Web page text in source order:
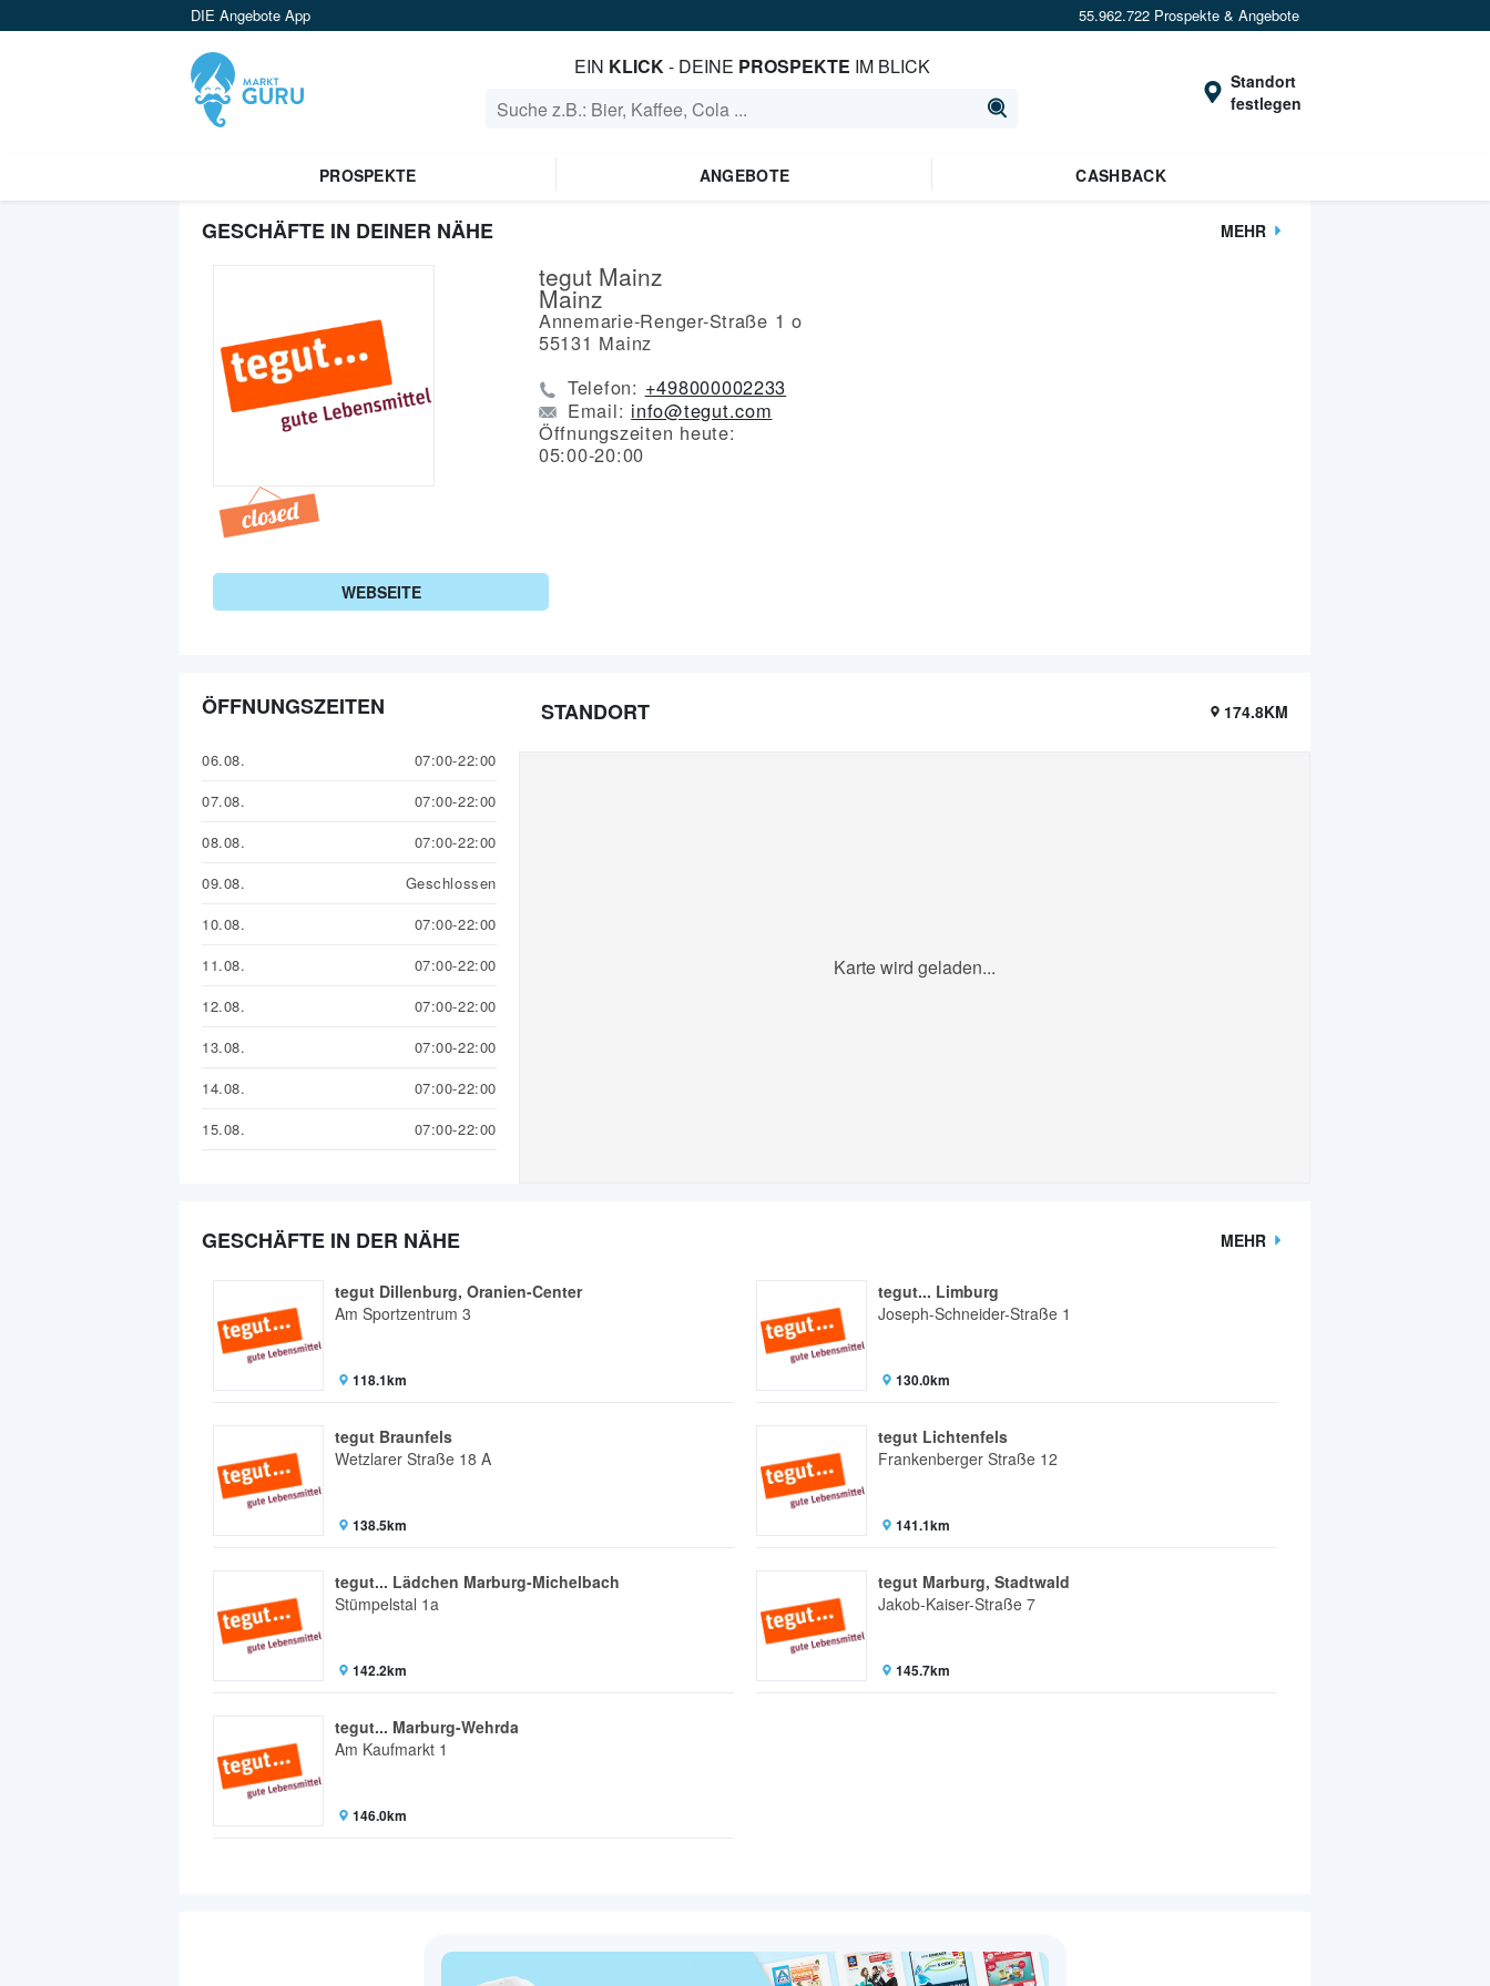
DIE Angebote App 55.962.722 Prospekte & Angebote
EIN KLICK- DEINE PROSPEKTE IM BLICK
Standort
festlegen
PROSPEKTE ANGEBOTE CASHBACK
GESCHÄFTE IN DEINER NÄHE MEHR
tegut Mainz
Mainz
Annemarie-Renger-Straße 1 o
55131 Mainz
Telefon: +498000002233
Email: info@tegut.com
Öffnungszeiten heute:
05:00-20:00
WEBSEITE
ÖFFNUNGSZEITEN
06.08.
07:00-22:00
07.08.
07:00-22:00
08.08.
07:00-22:00
09.08.
Geschlossen
10.08.
07:00-22:00
11.08.
07:00-22:00
12.08.
07:00-22:00
13.08.
07:00-22:00
14.08.
07:00-22:00
15.08.
07:00-22:00
STANDORT 174.8KM
Karte wird geladen...
GESCHÄFTE IN DER NÄHE MEHR
tegut Dillenburg, Oranien-Center
Am Sportzentrum 3
118.1km
tegut... Limburg
Joseph-Schneider-Straße 1
130.0km
tegut Braunfels
Wetzlarer Straße 18 A
138.5km
tegut Lichtenfels
Frankenberger Straße 12
141.1km
tegut... Lädchen Marburg-Michelbach
Stümpelstal 1a
142.2km
tegut Marburg, Stadtwald
Jakob-Kaiser-Straße 7
145.7km
tegut... Marburg-Wehrda
Am Kaufmarkt 1
146.0km